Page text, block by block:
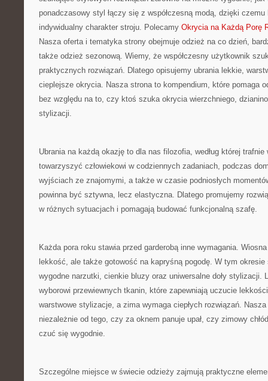
ponadczasowy styl łączy się z współczesną modą, dzięki
indywidualny charakter stroju. Polecamy Okrycia na Każdą Porę
Nasza oferta i tematyka strony obejmuje odzież na co dzień,
także odzież sezonową. Wiemy, że współczesny użytkownik
praktycznych rozwiązań. Dlatego opisujemy ubrania lekkie,
cieplejsze okrycia. Nasza strona to kompendium, które pomaga
bez względu na to, czy ktoś szuka okrycia wierzchniego,
stylizacji.
Ubrania na każdą okazję to dla nas filozofia, według której trafnie
towarzyszyć człowiekowi w codziennych zadaniach, podczas
wyjściach ze znajomymi, a także w czasie podniosłych
powinna być sztywna, lecz elastyczna. Dlatego promujemy
w różnych sytuacjach i pomagają budować funkcjonalną szafę.
Każda pora roku stawia przed garderobą inne wymagania.
lekkość, ale także gotowość na kapryśną pogodę. W tym
wygodne narzutki, cienkie bluzy oraz uniwersalne doły stylizacji.
wyborowi przewiewnych tkanin, które zapewniają uczucie
warstwowe stylizacje, a zima wymaga ciepłych rozwiązań.
niezależnie od tego, czy za oknem panuje upał, czy zimowy
czuć się wygodnie.
Szczególne miejsce w świecie odzieży zajmują praktyczne